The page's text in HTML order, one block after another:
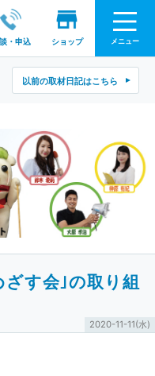
・申込 ショップ メニュー
以前の取材日記はこちら
す会｣の取り組
2020-11-11(水)